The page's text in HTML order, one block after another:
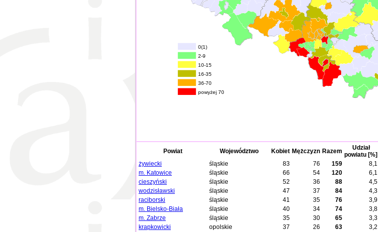
0(1)
2-9
10-15
16-35
36-70
powyżej 70
Powiat Województwo Kobiet Mężczyzn Razem
Udział
powiatu [%]
żywiecki
śląskie 83 76 159 8,1
m. Katowice
śląskie 66 54 120 6,1
cieszyński
śląskie 52 36 88 4,5
wodzisławski
śląskie 47 37 84 4,3
raciborski
śląskie 41 35 76 3,9
m. Bielsko-Biała
śląskie 40 34 74 3,8
m. Zabrze
śląskie 35 30 65 3,3
krapkowicki
opolskie 37 26 63 3,2